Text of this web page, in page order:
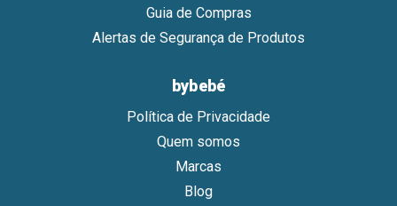
Guia de Compras
Alertas de Segurança de Produtos
bybebé
Política de Privacidade
Quem somos
Marcas
Blog